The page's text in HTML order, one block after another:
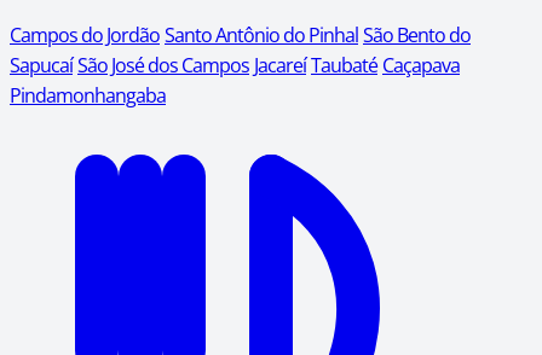
Campos do JordãoSanto Antônio do PinhalSão Bento do
SapucaíSão José dos Campos JacareíTaubaté Caçapava
Pindamonhangaba